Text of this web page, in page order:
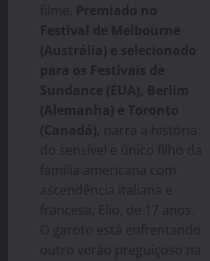
filme, Premiado no
Festival de Melbourne
(Austrália) e selecionado
para os Festivais de
Sundance (EUA), Berlim
(Alemanha) e Toronto
(Canadá), narra a história
do sensível e único filho da
família americana com
ascendência italiana e
francesa, Elio, de 17 anos.
O garoto está enfrentando
outro verão preguiçoso na